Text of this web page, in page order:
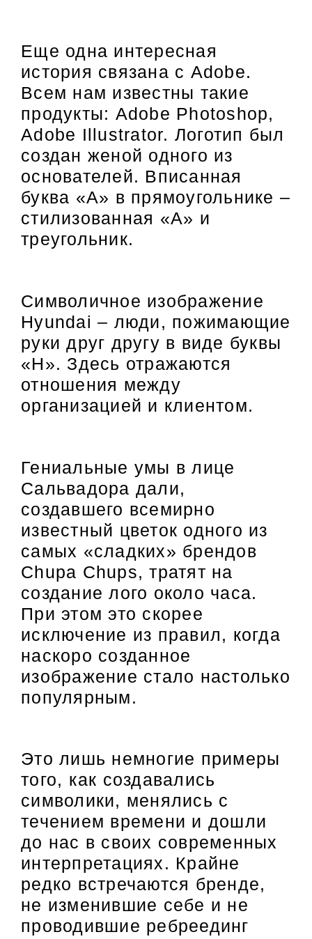
Еще одна интересная
история связана с Adobe.
Всем нам известны такие
продукты: Adobe Photoshop,
Adobe Illustrator. Логотип был
создан женой одного из
основателей. Вписанная
буква «А» в прямоугольнике –
стилизованная «А» и
треугольник.
Символичное изображение
Hyundai – люди, пожимающие
руки друг другу в виде буквы
«H». Здесь отражаются
отношения между
организацией и клиентом.
Гениальные умы в лице
Сальвадора дали,
создавшего всемирно
известный цветок одного из
самых «сладких» брендов
Chupa Chups, тратят на
создание лого около часа.
При этом это скорее
исключение из правил, когда
наскоро созданное
изображение стало настолько
популярным.
Это лишь немногие примеры
того, как создавались
символики, менялись с
течением времени и дошли
до нас в своих современных
интерпретациях. Крайне
редко встречаются бренде,
не изменившие себе и не
проводившие ребреединг